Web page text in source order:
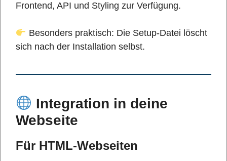
Frontend, API und Styling zur Verfügung.
Besonders praktisch: Die Setup-Datei löscht
sich nach der Installation selbst.
Integration in deine
Webseite
Für HTML-Webseiten